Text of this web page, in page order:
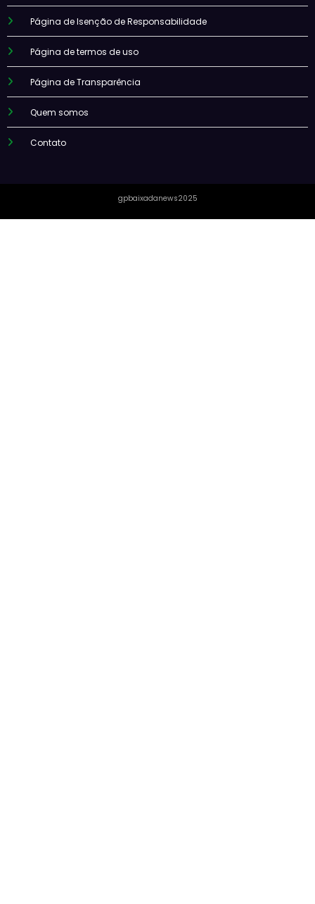
Página de Isenção de Responsabilidade
Página de termos de uso
Página de Transparência
Quem somos
Contato
gpbaixadanews2025